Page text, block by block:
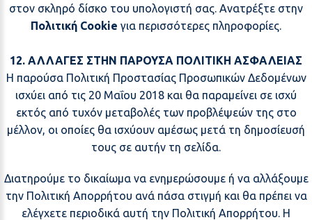
στον σκληρό δίσκο του υπολογιστή σας. Ανατρέξτε στην
Πολιτική Cookie για περισσότερες πληροφορίες.
12. ΑΛΛΑΓΕΣ ΣΤΗΝ ΠΑΡΟΥΣΑ ΠΟΛΙΤΙΚΗ ΑΣΦΑΛΕΙΑΣ
Η παρούσα Πολιτική Προστασίας Προσωπικών Δεδομένων
ισχύει από τις 20 Μαΐου 2018 και θα παραμείνει σε ισχύ
εκτός από τυχόν μεταβολές των προβλέψεών της στο
μέλλον, οι οποίες θα ισχύουν αμέσως μετά τη δημοσίευσή
τους σε αυτήν τη σελίδα.
Διατηρούμε το δικαίωμα να ενημερώσουμε ή να αλλάξουμε
την Πολιτική Απορρήτου ανά πάσα στιγμή και θα πρέπει να
ελέγχετε περιοδικά αυτή την Πολιτική Απορρήτου. Η